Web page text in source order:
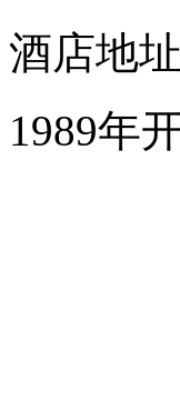
酒店地
1989年